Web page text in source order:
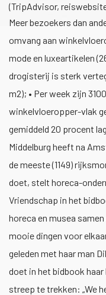
(TripAdvisor,
Meer bezoekers dan
omvang aan
mode en luxeartikelen
drogisterij is sterk
m2); • Per week zijn
winkelvloeropper-vlak
gemiddeld 20 procent
Middelburg heeft na
de meeste (1149)
doet, stelt horeca-
Vriendschap in het
horeca en musea
mooie dingen voor
geleden met haar man
doet in het bidbook
streep te trekken: „We